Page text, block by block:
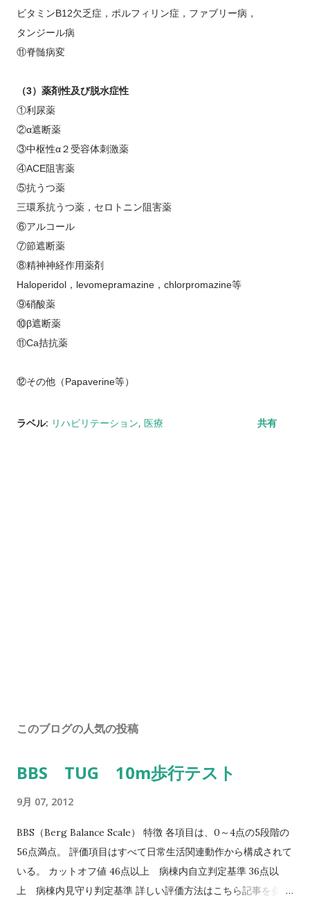
ビタミンB12欠乏症，ポルフィリン症，ファブリー病，
タンジール病
⑪脊髄病変
（3）薬剤性及び脱水症性
①利尿薬
②α遮断薬
③中枢性α２受容体刺激薬
④ACE阻害薬
⑤抗うつ薬
三環系抗うつ薬，セロトニン阻害薬
⑥アルコール
⑦節遮断薬
⑧精神神経作用薬剤
Haloperidol ， levomepramazine ， chlorpromazine等
⑨硝酸薬
⑩β遮断薬
⑪Ca拮抗薬
⑫その他（Papaverine等）
ラベル: リハビリテーション 医療 共有
このブログの人気の投稿
BBS TUG 10m歩行テスト
9月 07, 2012
BBS（Berg Balance Scale） 特徴 各項目は、0～4点の5段階の
56点満点。 評価項目はすべて日常生活関連動作から構成されて
いる。 カットオフ値 46点以上 病棟内自立判定基準 36点以
上 病棟内見守り判定基準 詳しい評価方法はこちら記事を参照